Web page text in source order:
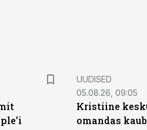
UUDISED
05.08.26, 09:05
Kristiine
omandas